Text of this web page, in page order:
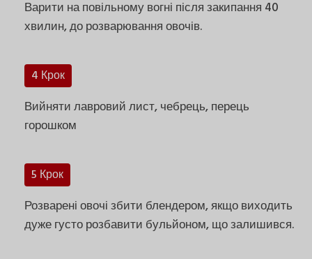
Варити на повільному вогні після закипання 40
хвилин, до розварювання овочів.
4 Крок
Вийняти лавровий лист, чебрець, перець
горошком
5 Крок
Розварені овочі збити блендером, якщо виходить
дуже густо розбавити бульйоном, що залишився.